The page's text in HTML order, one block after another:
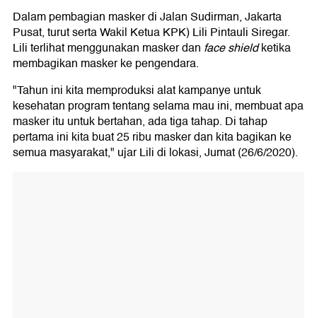
Dalam pembagian masker di Jalan Sudirman, Jakarta
Pusat, turut serta Wakil Ketua KPK) Lili Pintauli Siregar.
Lili terlihat menggunakan masker dan face shieldketika
membagikan masker ke pengendara.
"Tahun ini kita memproduksi alat kampanye untuk
kesehatan program tentang selama mau ini, membuat apa
masker itu untuk bertahan, ada tiga tahap. Di tahap
pertama ini kita buat 25 ribu masker dan kita bagikan ke
semua masyarakat," ujar Lili di lokasi, Jumat (26/6/2020).